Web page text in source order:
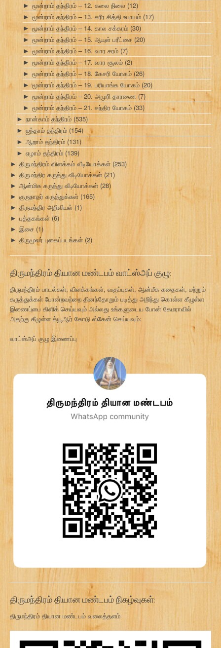
► மூன்றாம் தந்திரம் – 12. கலை நிலை (12)
► மூன்றாம் தந்திரம் – 13. சரீர சித்தி உபாயம் (17)
► மூன்றாம் தந்திரம் – 14. கால சக்கரம் (30)
► மூன்றாம் தந்திரம் – 15. ஆயுள் பரீட்சை (20)
► மூன்றாம் தந்திரம் – 16. வார சரம் (7)
► மூன்றாம் தந்திரம் – 17. வார சூலம் (2)
► மூன்றாம் தந்திரம் – 18. கேசரி யோகம் (26)
► மூன்றாம் தந்திரம் – 19. பரியாங்க யோகம் (20)
► மூன்றாம் தந்திரம் – 20. அமுரி தாரணை (7)
► மூன்றாம் தந்திரம் – 21. சந்திர யோகம் (33)
► நான்காம் தந்திரம் (535)
► ஐந்தாம் தந்திரம் (154)
► ஆறாம் தந்திரம் (131)
► ஏழாம் தந்திரம் (139)
► திருமந்திரம் விளக்கம் வீடியோக்கள் (253)
► திருமந்திர கருத்து வீடியோக்கள் (21)
► ஆன்மிக கருத்து வீடியோக்கள் (28)
► குருநாதர் கருத்துக்கள்(165)
► திருமந்திர அறிவியல் (1)
► புத்தகங்கள் (6)
► இசை (1)
► திருமூலர் புகைப்படங்கள் (2)
திருமந்திரம் தியான மண்டபம் வாட்ஸ்அப் குழு:
திருமந்திரம் பாடல்கள், விளக்கங்கள், வகுப்புகள், ஆன்மீக கதைகள், மற்றும்
கருத்துக்கள் போன்றவற்றை தினந்தோறும் படித்து அறிந்து கொள்ள கீழுள்ள
இணைப்பை கிளிக் செய்யவும் அல்லது உங்களுடைய போன் கேமராவில்
அதற்கு கீழுள்ள க்யூஆர் கோடு ஸ்கேன் செய்யவும்:
வாட்ஸ்அப் குழு இணைப்பு
திருமந்திரம் தியான மண்டபம் நிகழ்வுகள்:
திருமந்திரம் தியான மண்டபம் வலைத்தளம்